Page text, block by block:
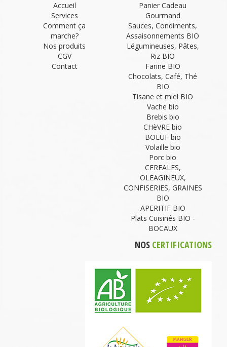
Accueil
Services
Comment ça
marche?
Nos produits
CGV
Contact
Panier Cadeau
Gourmand
Sauces, Condiments,
Assaisonnements BIO
Légumineuses, Pâtes,
Riz BIO
Farine BIO
Chocolats, Café, Thé
BIO
Tisane et miel BIO
Vache bio
Brebis bio
CHèVRE bio
BOEUF bio
Volaille bio
Porc bio
CEREALES,
OLEAGINEUX,
CONFISERIES, GRAINES
BIO
APERITIF BIO
Plats Cuisinés BIO -
BOCAUX
NOS CERTIFICATIONS